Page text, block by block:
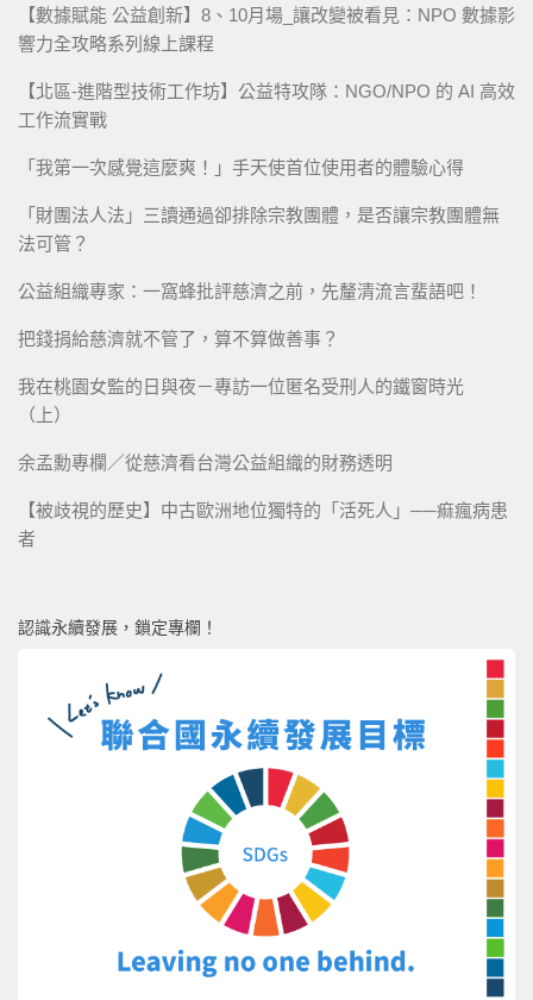
【數據賦能 公益創新】8、10月場_讓改變被看見：NPO 數據影
響力全攻略系列線上課程
【北區-進階型技術工作坊】公益特攻隊：NGO/NPO 的 AI 高效
工作流實戰
「我第一次感覺這麼爽！」手天使首位使用者的體驗心得
「財團法人法」三讀通過卻排除宗教團體，是否讓宗教團體無
法可管？
公益組織專家：一窩蜂批評慈濟之前，先釐清流言蜚語吧！
把錢捐給慈濟就不管了，算不算做善事？
我在桃園女監的日與夜－專訪一位匿名受刑人的鐵窗時光
（上）
余孟勳專欄／從慈濟看台灣公益組織的財務透明
【被歧視的歷史】中古歐洲地位獨特的「活死人」──痲瘋病患
者
認識永續發展，鎖定專欄！